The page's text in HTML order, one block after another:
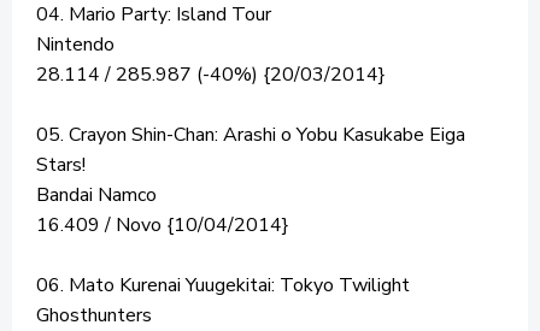
04. Mario Party: Island Tour
Nintendo
28.114 / 285.987 (-40%) {20/03/2014}
05. Crayon Shin-Chan: Arashi o Yobu Kasukabe Eiga
Stars!
Bandai Namco
16.409 / Novo {10/04/2014}
06. Mato Kurenai Yuugekitai: Tokyo Twilight
Ghosthunters